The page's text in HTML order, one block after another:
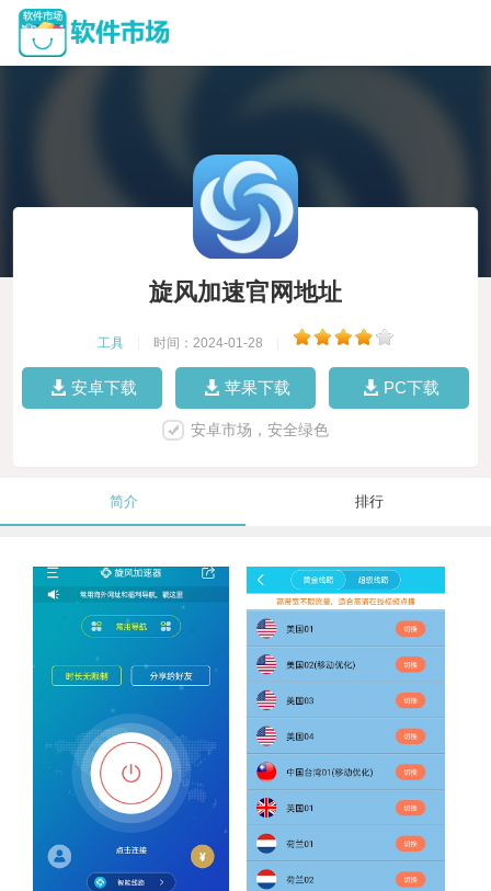
旋风加速官网地址
工具 时间：2024-01-28
安卓下载 苹果下载 PC下载
安卓市场，安全绿色
简介 排行